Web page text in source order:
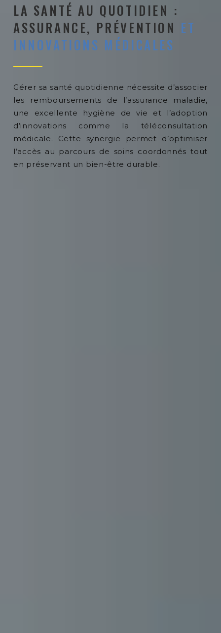
LA SANTÉ AU QUOTIDIEN :
ASSURANCE, PRÉVENTION ET
INNOVATIONS MÉDICALES
Gérer sa santé quotidienne nécessite d’associer
les remboursements de l’assurance maladie,
une excellente hygiène de vie et l’adoption
d’innovations comme la téléconsultation
médicale. Cette synergie permet d’optimiser
l’accès au parcours de soins coordonnés tout
en préservant un bien-être durable.